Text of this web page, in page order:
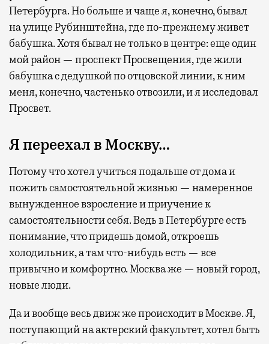
Петербурга. Но больше и чаще я, конечно, бывал
на улице Рубинштейна, где по-прежнему живет
бабушка. Хотя бывал не только в центре: еще один
мой район — проспект Просвещения, где жили
бабушка с дедушкой по отцовской линии, к ним
меня, конечно, частенько отвозили, и я исследовал
Просвет.
Я переехал в Москву…
Потому что хотел учиться подальше от дома и
пожить самостоятельной жизнью — намеренное
вынужденное взросление и приучение к
самостоятельности себя. Ведь в Петербурге есть
понимание, что придешь домой, откроешь
холодильник, а там что-нибудь есть — все
привычно и комфортно. Москва же — новый город,
новые люди.
Да и вообще весь движ же происходит в Москве. Я,
поступающий на актерский факультет, хотел быть